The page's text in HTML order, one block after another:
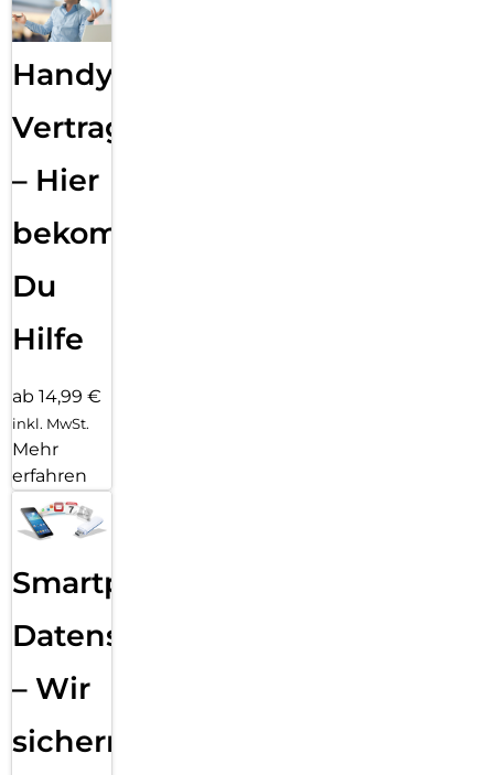
Handy
Vertragsabwicklung
– Hier
bekommst
Du
Hilfe
ab 14,99 €
inkl. MwSt.
Mehr
erfahren
Smartphone
Datensicherung
– Wir
sichern